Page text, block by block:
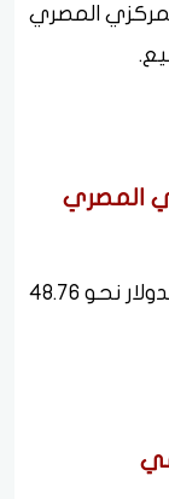
المصري
المصري
وفي البنك الأهلي المصري، بلغ سعر الدولار نحو 48.76